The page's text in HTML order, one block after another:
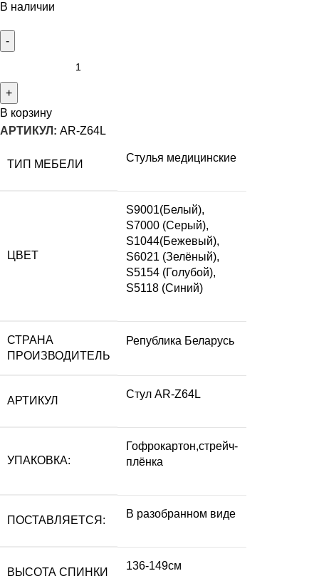
В наличии
В корзину
АРТИКУЛ: AR-Z64L
ТИП МЕБЕЛИ
Стулья медицинские
ЦВЕТ
S9001(Белый),
S7000 (Серый),
S1044(Бежевый),
S6021 (Зелёный),
S5154 (Голубой),
S5118 (Синий)
СТРАНА
ПРОИЗВОДИТЕЛЬ
Република Беларусь
АРТИКУЛ
Стул AR-Z64L
УПАКОВКА:
Гофрокартон,стрейч-
плёнка
ПОСТАВЛЯЕТСЯ:
В разобранном виде
ВЫСОТА СПИНКИ
136-149см